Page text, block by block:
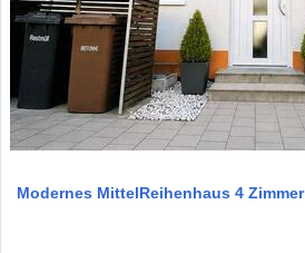
Modernes MittelReihenhaus 4 Zimmer